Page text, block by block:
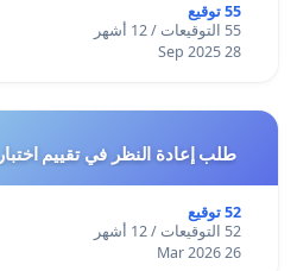
55 توقيع
55 التوقيعات / 12 أشهر
28 Sep 2025
طلب إعادة النظر في تقييم اختبار MAT240 ومنح Bonus
52 توقيع
52 التوقيعات / 12 أشهر
26 Mar 2026